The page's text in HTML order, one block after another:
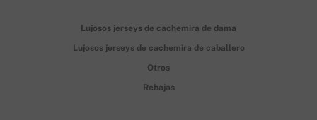
Lujosos jerseys de cachemira de dama
Lujosos jerseys de cachemira de caballero
Otros
Rebajas